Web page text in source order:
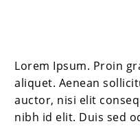
Lorem Ipsum. Proin
aliquet. Aenean
auctor, nisi elit
nibh id elit. Duis sed